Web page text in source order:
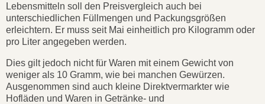
Lebensmitteln soll den Preisvergleich auch bei
unterschiedlichen Füllmengen und Packungsgrößen
erleichtern. Er muss seit Mai einheitlich pro Kilogramm oder
pro Liter angegeben werden.
Dies gilt jedoch nicht für Waren mit einem Gewicht von
weniger als 10 Gramm, wie bei manchen Gewürzen.
Ausgenommen sind auch kleine Direktvermarkter wie
Hofläden und Waren in Getränke- und